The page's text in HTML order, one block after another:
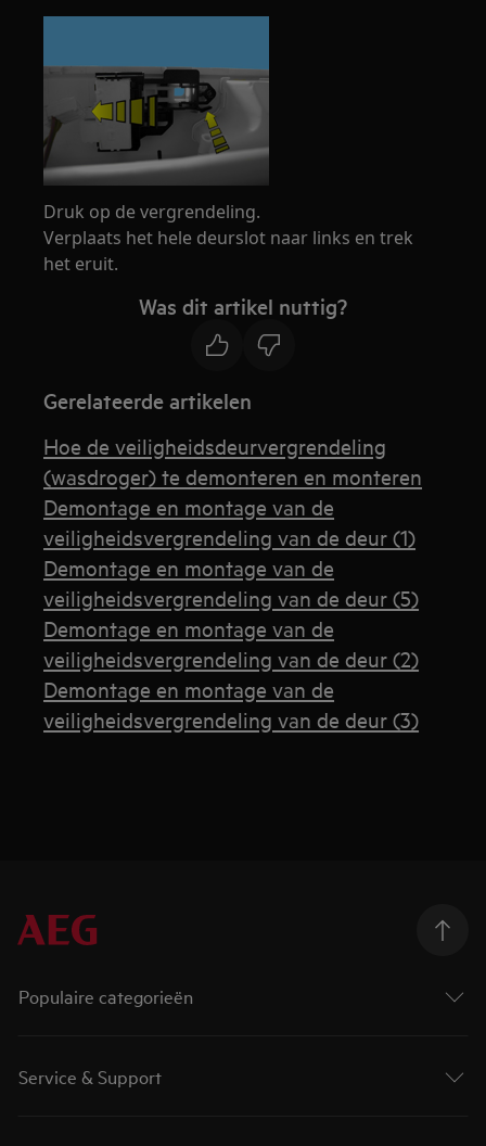
Druk op de vergrendeling.
Verplaats het hele deurslot naar links en trek
het eruit.
Was dit artikel nuttig?
Gerelateerde artikelen
Hoe de veiligheidsdeurvergrendeling
(wasdroger) te demonteren en monteren
Demontage en montage van de
veiligheidsvergrendeling van de deur (1)
Demontage en montage van de
veiligheidsvergrendeling van de deur (5)
Demontage en montage van de
veiligheidsvergrendeling van de deur (2)
Demontage en montage van de
veiligheidsvergrendeling van de deur (3)
Populaire categorieën
Service & Support